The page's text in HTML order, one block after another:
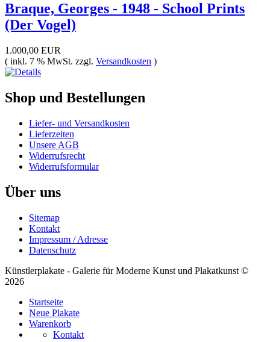
Braque, Georges - 1948 - School Prints
(Der Vogel)
1.000,00 EUR
( inkl. 7 % MwSt. zzgl. Versandkosten )
Shop und Bestellungen
Liefer- und Versandkosten
Lieferzeiten
Unsere AGB
Widerrufsrecht
Widerrufsformular
Über uns
Sitemap
Kontakt
Impressum / Adresse
Datenschutz
Künstlerplakate - Galerie für Moderne Kunst und Plakatkunst ©
2026
Startseite
Neue Plakate
Warenkorb
Kontakt